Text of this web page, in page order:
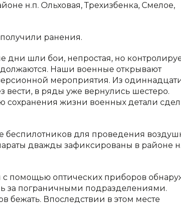
н.п. Ольховая, Трехизбенка, Смелое,
ранения.
дни шли бои, непростая, но
Наши военные открывают
мероприятия. Из
вести, в ряды уже вернулись шестеро.
сохранения жизни военных детали
для проведения
дважды зафиксированы в районе
с помощью оптических приборов
за пограничными подразделениями.
бежать. Впоследствии в этом месте